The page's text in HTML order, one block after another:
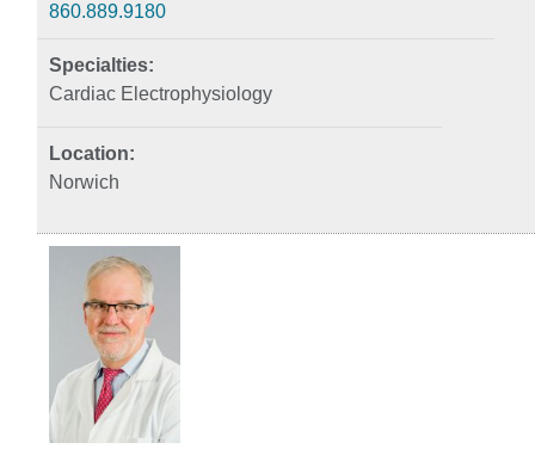
860.889.9180
Cardiac Electrophysiology
Norwich